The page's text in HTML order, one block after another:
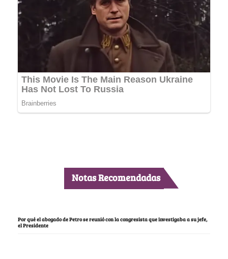
Notas Recomendadas
Por qué el abogado de Petro se reunió con la congresista que investigaba a su jefe,
el Presidente